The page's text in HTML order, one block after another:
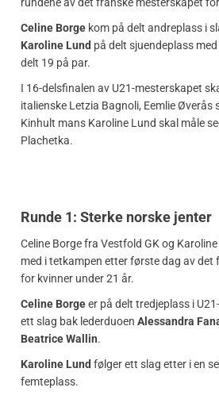
Celine Borge kom på delt andreplass i
Karoline Lund på delt sjuendeplass med
delt 19 på par.
I 16-delsfinalen av U21-mesterskapet
italienske Letzia Bagnoli, Eemlie Øverås
Kinhult mans Karoline Lund skal måle
Plachetka.
Runde 1: Sterke norske jenter
Celine Borge fra Vestfold GK og
med i tetkampen etter første dag av det
for kvinner under 21 år.
Celine Borgeer på delt tredjeplass i
ett slag bak lederduoen Alessandra
Beatrice Wallin.
Karoline Lund følger ett slag etter i en
femteplass.